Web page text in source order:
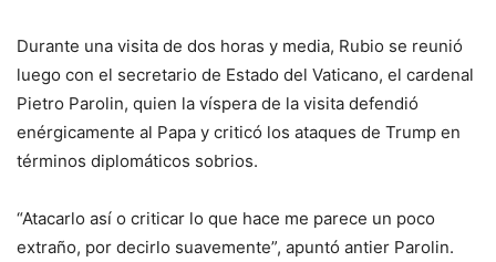
Durante una visita de dos horas y media, Rubio se reunió
luego con el secretario de Estado del Vaticano, el cardenal
Pietro Parolin, quien la víspera de la visita defendió
enérgicamente al Papa y criticó los ataques de Trump en
términos diplomáticos sobrios.
“Atacarlo así o criticar lo que hace me parece un poco
extraño, por decirlo suavemente”, apuntó antier Parolin.